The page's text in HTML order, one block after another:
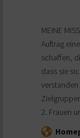
MEINE
Auftrag
schaffen,
dass sie
2. Frauen